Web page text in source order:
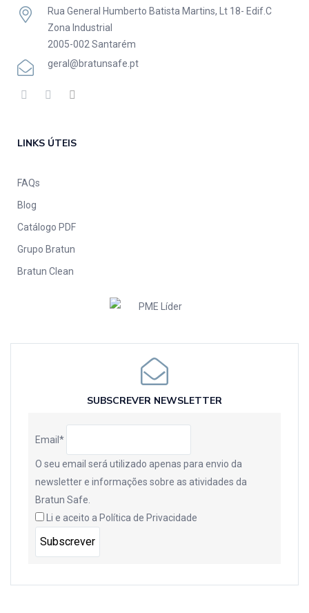
Rua General Humberto Batista Martins, Lt 18- Edif.C
Zona Industrial
2005-002 Santarém
geral@bratunsafe.pt
LINKS ÚTEIS
FAQs
Blog
Catálogo PDF
Grupo Bratun
Bratun Clean
SUBSCREVER NEWSLETTER
Email*
O seu email será utilizado apenas para envio da
newsletter e informações sobre as atividades da
Bratun Safe.
Li e aceito a Política de Privacidade